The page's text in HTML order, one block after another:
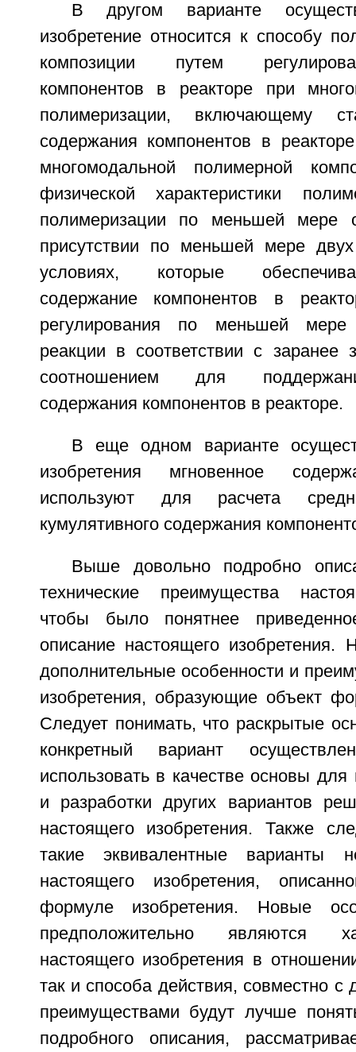
В другом варианте
изобретение относится к способу
композиции путем
компонентов в реакторе при
полимеризации, включающему
содержания компонентов в
многомодальной полимерной
физической характеристики
полимеризации по меньшей мере
присутствии по меньшей мере двух
условиях, которые
содержание компонентов в
регулирования по меньшей мере
реакции в соответствии с заранее
соотношением для
содержания компонентов в реакторе.
В еще одном варианте
изобретения мгновенное
используют для расчета
кумулятивного содержания
Выше довольно подробно
технические преимущества
чтобы было понятнее
описание настоящего изобретения.
дополнительные особенности и
изобретения, образующие объект
Следует понимать, что раскрытые
конкретный вариант
использовать в качестве основы
и разработки других вариантов
настоящего изобретения. Также
такие эквивалентные варианты
настоящего изобретения,
формуле изобретения. Новые
предположительно являются
настоящего изобретения в
так и способа действия, совместно с
преимуществами будут лучше
подробного описания,